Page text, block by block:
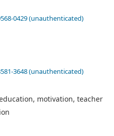
0429 (unauthenticated)
3648 (unauthenticated)
motivation, teacher